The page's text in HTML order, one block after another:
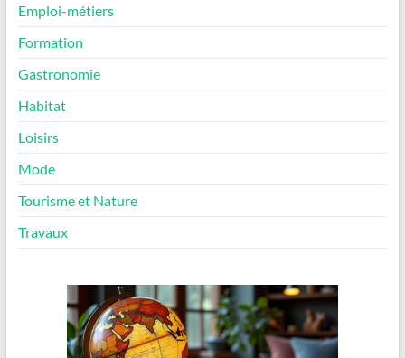
Emploi-métiers
Formation
Gastronomie
Habitat
Loisirs
Mode
Tourisme et Nature
Travaux